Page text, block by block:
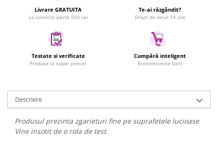
Electrocasnice & Climatizare
Accesorii si piese masini spalat
rufe si uscatoare
Accesorii si piese masini spalat
Aparate Frigorifice
Aragaze si cuptoare cu microunde
Climatizare & sisteme de incalzire
Fiare de calcat si masini de cusut
Livrare GRATUITA
La comenzi peste 500 Lei
Te-ai răzgândit?
Drept de retur 14 zile
Testate si verificate
Produse la super prețuri
Cumpără inteligent
Economisește bani
Descriere
Produsul prezinta zgarieturi fine pe suprafetele lucioase
Vine insotit de o rola de test.